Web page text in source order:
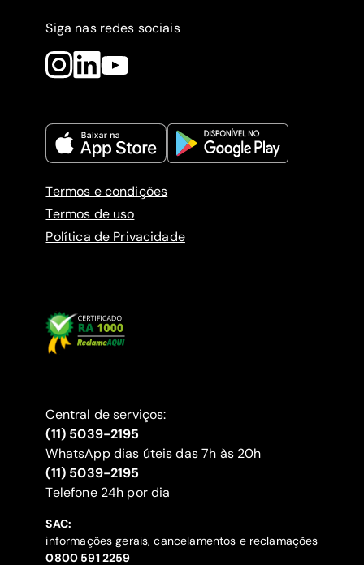
Siga nas redes sociais
Termos e condições
Termos de uso
Política de Privacidade
Central de serviços:
(11) 5039-2195
WhatsApp dias úteis das 7h às 20h
(11) 5039-2195
‍Telefone 24h por dia
SAC:
informações gerais, cancelamentos e reclamações
‍0800 591 2259